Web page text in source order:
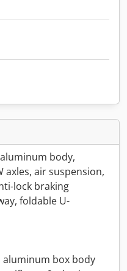
body,
axles, air suspension,
lock braking
foldable U-
box body